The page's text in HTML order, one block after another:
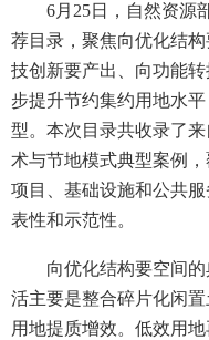
6月25日，自然资源部
荐目录，聚焦向优化结
技创新要产出、向功能
步提升节约集约用地水
型。本次目录共收录了
术与节地模式典型案例
项目、基础设施和公共
表性和示范性。
向优化结构要空间的
活主要是整合碎片化闲
用地提质增效。低效用